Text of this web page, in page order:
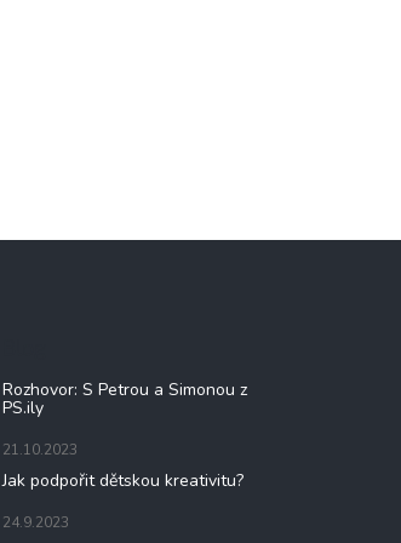
Rozhovor: S Petrou a Simonou z
PS.ily
21.10.2023
Jak podpořit dětskou kreativitu?
24.9.2023